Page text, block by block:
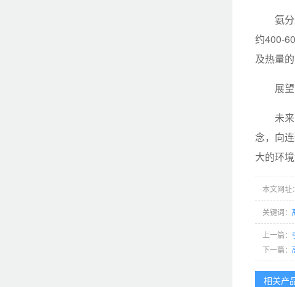
氨
约400-
及热量
展望
未
念，向
大的环
本文网址
关键词：
上一篇：
下一篇：
相关产